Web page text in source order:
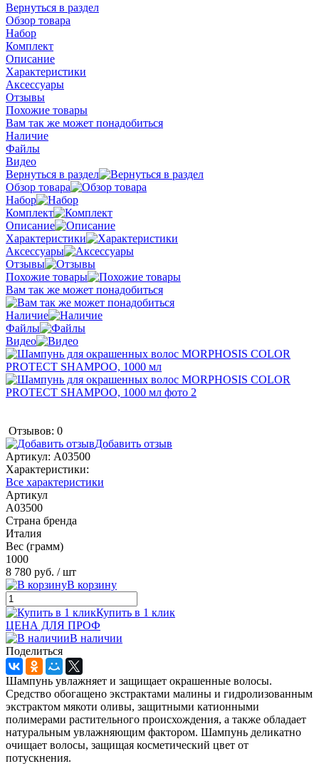
Вернуться в раздел
Обзор товара
Набор
Комплект
Описание
Характеристики
Аксессуары
Отзывы
Похожие товары
Вам так же может понадобиться
Наличие
Файлы
Видео
Вернуться в раздел
Обзор товара
Набор
Комплект
Описание
Характеристики
Аксессуары
Отзывы
Похожие товары
Вам так же может понадобиться
Наличие
Файлы
Видео
Отзывов: 0
Добавить отзыв
Артикул: A03500
Характеристики:
Все характеристики
Артикул
A03500
Страна бренда
Италия
Вес (грамм)
1000
8 780 руб. / шт
В корзину
Купить в 1 клик
ЦЕНА ДЛЯ ПРОФ
В наличии
Поделиться
Шампунь увлажняет и защищает окрашенные волосы.
Средство обогащено экстрактами малины и гидролизованным
экстрактом мякоти оливы, защитными катионными
полимерами растительного происхождения, а также обладает
натуральным увлажняющим фактором. Шампунь деликатно
очищает волосы, защищая косметический цвет от
потускнения.